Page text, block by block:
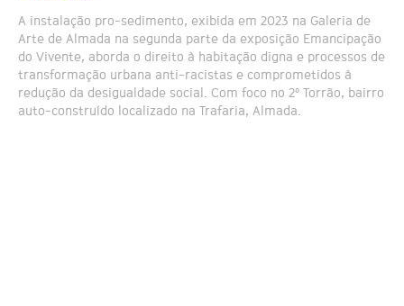
A instalação pro-sedimento, exibida em 2023 na Galeria de
Arte de Almada na segunda parte da exposição Emancipação
do Vivente, aborda o direito à habitação digna e processos de
transformação urbana anti-racistas e comprometidos à
redução da desigualdade social. Com foco no 2º Torrão, bairro
auto-construído localizado na Trafaria, Almada.